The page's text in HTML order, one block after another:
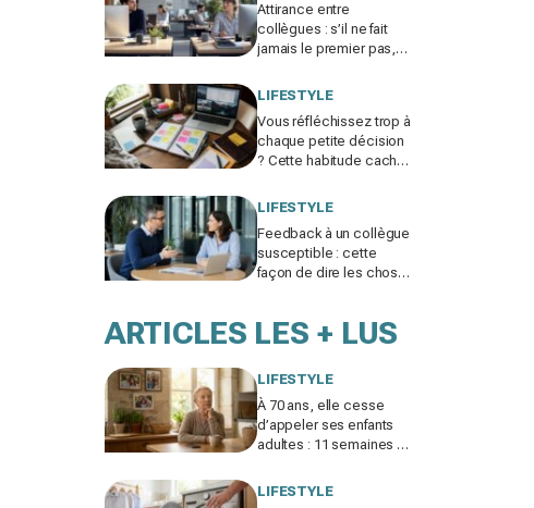
Attirance entre
collègues : s’il ne fait
jamais le premier pas,
mais pour une raison
LIFESTYLE
Vous réfléchissez trop à
chaque petite décision
? Cette habitude cachée
votre vie
LIFESTYLE
Feedback à un collègue
susceptible : cette
façon de dire les choses
ARTICLES LES + LUS
LIFESTYLE
À 70 ans, elle cesse
d’appeler ses enfants
adultes : 11 semaines de
brutale sur les familles
LIFESTYLE